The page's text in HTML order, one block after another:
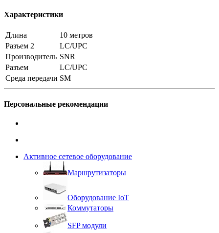
Характеристики
Длина
10 метров
Разъем 2
LC/UPC
Производитель SNR
Разъем
LC/UPC
Среда передачи SM
Персональные рекомендации
Активное сетевое оборудование
Маршрутизаторы
Оборудование IoT
Коммутаторы
SFP модули